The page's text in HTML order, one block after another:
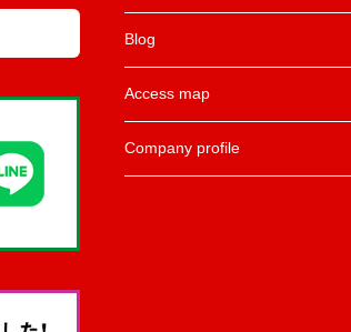
Blog
Access map
Company profile